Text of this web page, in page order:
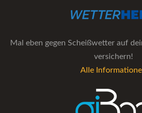
Mal eben gegen Scheißwetter auf
versichern!
Alle